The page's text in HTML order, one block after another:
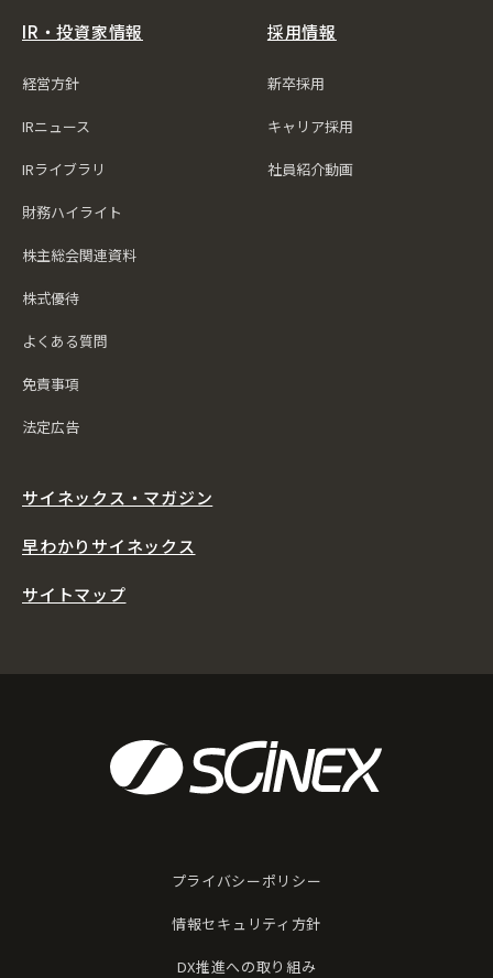
IR・投資家情報
経営方針
IRニュース
IRライブラリ
財務ハイライト
株主総会関連資料
株式優待
よくある質問
免責事項
法定広告
採用情報
新卒採用
キャリア採用
社員紹介動画
サイネックス・マガジン
早わかりサイネックス
サイトマップ
プライバシーポリシー
情報セキュリティ方針
DX推進への取り組み